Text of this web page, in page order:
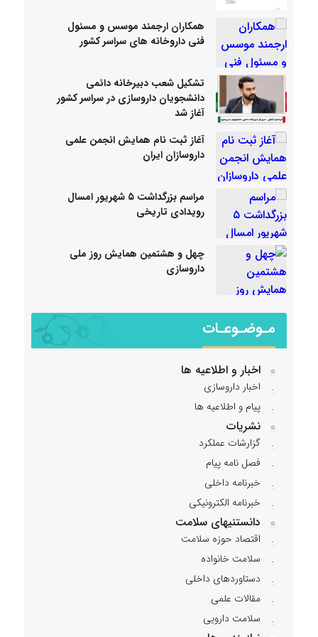
همکاران ارجمند موسس و مسئول
فنی داروخانه های سراسر کشور
تشکیل شعب دبیرخانه دائمی
دانشجویان داروسازی در سراسر کشور
آغاز شد
آغاز ثبت نام همایش انجمن علمی
داروسازان ایران
مراسم بزرگداشت ۵ شهریور امسال
رویدادی تاریخی
چهل و هشتمین همایش روز ملی
داروسازی
مـوضـوعـات
اخبار و اطلاعیه ها
اخبار داروسازی
پیام و اطلاعیه ها
نشریات
گزارشات عملکرد
فصل نامه پیام
خبرنامه داخلی
خبرنامه الکترونیکی
دانستنیهای سلامت
اقتصاد حوزه سلامت
سلامت خانواده
دستاوردهای داخلی
مقالات علمی
سلامت دارویی